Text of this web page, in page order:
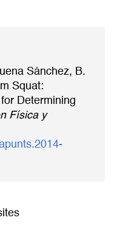
Sánchez, B.
Squat:
Determining
Física y